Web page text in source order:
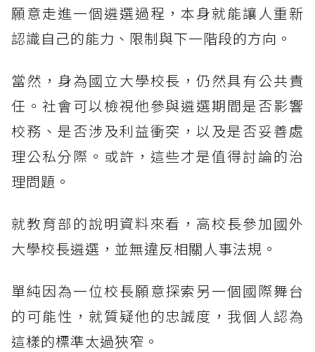
願意走進一個遴選過程，本身就能讓人重新
認識自己的能力、限制與下一階段的方向。
當然，身為國立大學校長，仍然具有公共責
任。社會可以檢視他參與遴選期間是否影響
校務、是否涉及利益衝突，以及是否妥善處
理公私分際。或許，這些才是值得討論的治
理問題。
就教育部的說明資料來看，高校長參加國外
大學校長遴選，並無違反相關人事法規。
單純因為一位校長願意探索另一個國際舞台
的可能性，就質疑他的忠誠度，我個人認為
這樣的標準太過狹窄。